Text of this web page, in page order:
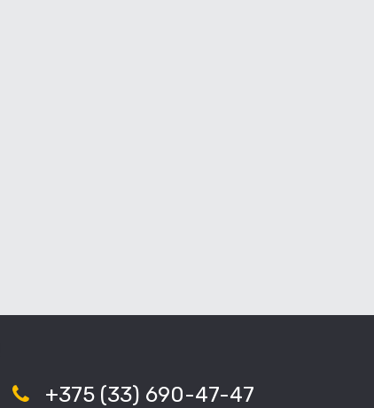
+375 (33) 690-47-47